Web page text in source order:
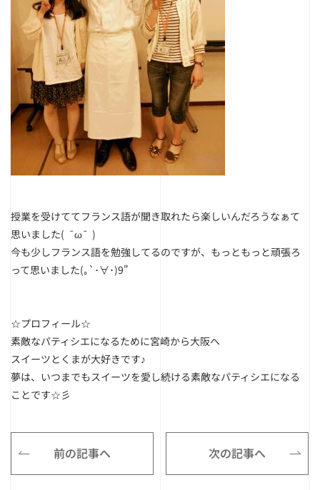
授業を受けててフランス語が聞き取れたら楽しいんだろうなぁて
思いました( ¯ω¯ )
今も少しフランス語を勉強してるのですが、 もっともっと頑張ろ
って思いました(｡`･∀･)9"
☆プロフィール☆
素敵なパティシエになるために宮崎から大阪へ
スイーツとくまが大好きです♪
夢は、いつまでもスイーツを愛し続ける素敵なパティシエになる
ことです☆彡
前の記事へ 次の記事へ